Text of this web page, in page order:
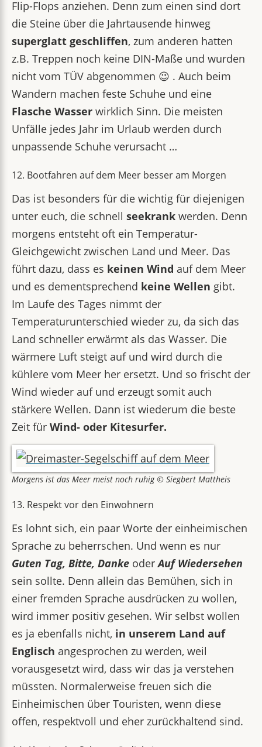
Flip-Flops anziehen. Denn zum einen sind dort
die Steine über die Jahrtausende hinweg
superglatt geschliffen, zum anderen hatten
z.B. Treppen noch keine DIN-Maße und wurden
nicht vom TÜV abgenommen 😉 . Auch beim
Wandern machen feste Schuhe und eine
Flasche Wasser wirklich Sinn. Die meisten
Unfälle jedes Jahr im Urlaub werden durch
unpassende Schuhe verursacht …
12. Bootfahren auf dem Meer besser am Morgen
Das ist besonders für die wichtig für diejenigen
unter euch, die schnell seekrank werden. Denn
morgens entsteht oft ein Temperatur-
Gleichgewicht zwischen Land und Meer. Das
führt dazu, dass es keinen Wind auf dem Meer
und es dementsprechend keine Wellen gibt.
Im Laufe des Tages nimmt der
Temperaturunterschied wieder zu, da sich das
Land schneller erwärmt als das Wasser. Die
wärmere Luft steigt auf und wird durch die
kühlere vom Meer her ersetzt. Und so frischt der
Wind wieder auf und erzeugt somit auch
stärkere Wellen. Dann ist wiederum die beste
Zeit für Wind- oder Kitesurfer.
Morgens ist das Meer meist noch ruhig © Siegbert Mattheis
13. Respekt vor den Einwohnern
Es lohnt sich, ein paar Worte der einheimischen
Sprache zu beherrschen. Und wenn es nur
Guten Tag, Bitte, Danke oderAuf Wiedersehen
sein sollte. Denn allein das Bemühen, sich in
einer fremden Sprache ausdrücken zu wollen,
wird immer positiv gesehen. Wir selbst wollen
es ja ebenfalls nicht, in unserem Land auf
Englisch angesprochen zu werden, weil
vorausgesetzt wird, dass wir das ja verstehen
müssten. Normalerweise freuen sich die
Einheimischen über Touristen, wenn diese
offen, respektvoll und eher zurückhaltend sind.